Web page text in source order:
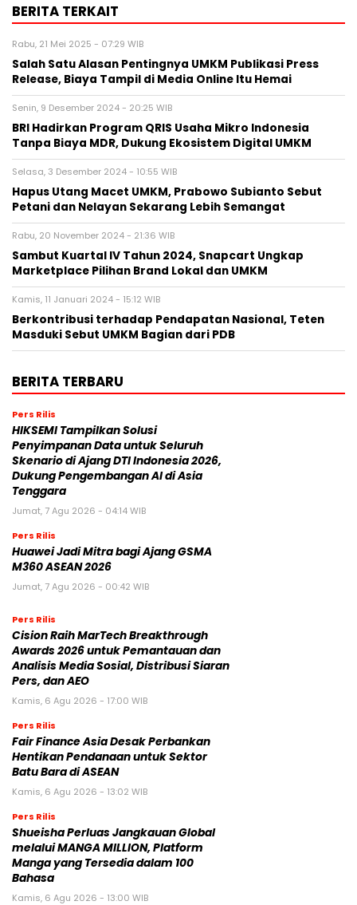
BERITA TERKAIT
Rabu, 21 Mei 2025 - 07:29 WIB
Salah Satu Alasan Pentingnya UMKM Publikasi Press
Release, Biaya Tampil di Media Online Itu Hemai
Senin, 9 Desember 2024 - 20:25 WIB
BRI Hadirkan Program QRIS Usaha Mikro Indonesia
Tanpa Biaya MDR, Dukung Ekosistem Digital UMKM
Selasa, 3 Desember 2024 - 10:55 WIB
Hapus Utang Macet UMKM, Prabowo Subianto Sebut
Petani dan Nelayan Sekarang Lebih Semangat
Rabu, 20 November 2024 - 21:36 WIB
Sambut Kuartal IV Tahun 2024, Snapcart Ungkap
Marketplace Pilihan Brand Lokal dan UMKM
Kamis, 11 Januari 2024 - 15:12 WIB
Berkontribusi terhadap Pendapatan Nasional, Teten
Masduki Sebut UMKM Bagian dari PDB
BERITA TERBARU
Pers Rilis
HIKSEMI Tampilkan Solusi
Penyimpanan Data untuk Seluruh
Skenario di Ajang DTI Indonesia 2026,
Dukung Pengembangan AI di Asia
Tenggara
Jumat, 7 Agu 2026 - 04:14 WIB
Pers Rilis
Huawei Jadi Mitra bagi Ajang GSMA
M360 ASEAN 2026
Jumat, 7 Agu 2026 - 00:42 WIB
Pers Rilis
Cision Raih MarTech Breakthrough
Awards 2026 untuk Pemantauan dan
Analisis Media Sosial, Distribusi Siaran
Pers, dan AEO
Kamis, 6 Agu 2026 - 17:00 WIB
Pers Rilis
Fair Finance Asia Desak Perbankan
Hentikan Pendanaan untuk Sektor
Batu Bara di ASEAN
Kamis, 6 Agu 2026 - 13:02 WIB
Pers Rilis
Shueisha Perluas Jangkauan Global
melalui MANGA MILLION, Platform
Manga yang Tersedia dalam 100
Bahasa
Kamis, 6 Agu 2026 - 13:00 WIB